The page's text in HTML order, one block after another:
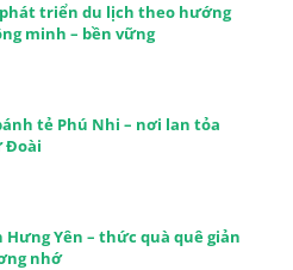
triển du lịch theo hướng
minh – bền vững
tẻ Phú Nhi – nơi lan tỏa
Đoài
Hưng Yên – thức quà quê giản
nhớ